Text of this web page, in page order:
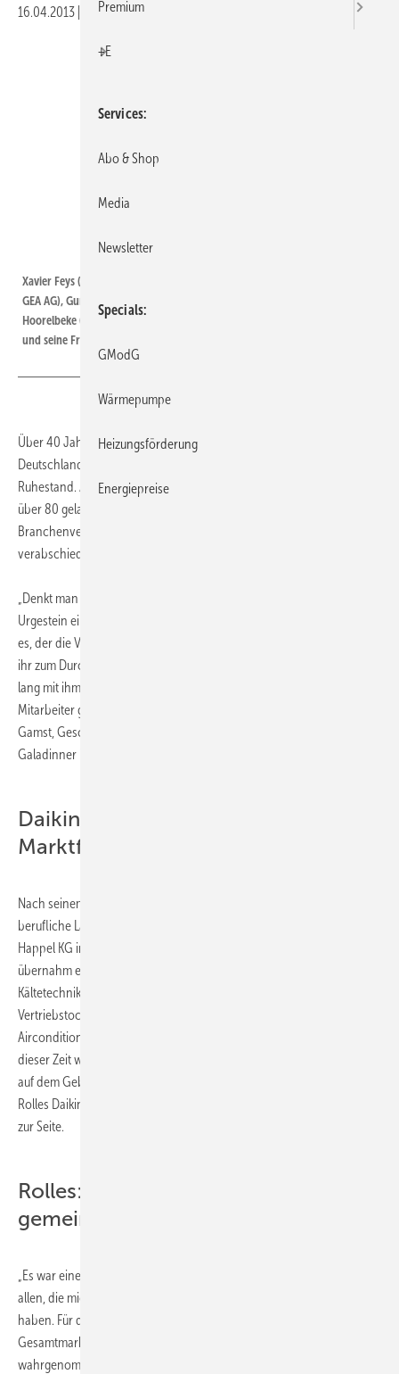
16.04.2013 Druckvorschau
Xavier Feys (Daikin Europe), Norbert Schmelzle (ehemaliger Vorstand der
GEA AG), Gunther Gamst (Geschäftsführer Daikin Germany) und Frans
Hoorelbeke (Chairman Daikin Europe) (v.l.) verabschieden Werner Rolles
und seine Frau Ellen Rolles. (Quelle: Daikin)
Über 40 Jahre hat Werner Rolles die Kälte-Klima-Branche in
Deutschland entscheidend geprägt. Nun geht er mit 70 Jahren in den
Ruhestand. Am 12. April 2013 wurde er von Daikin in Anwesenheit von
über 80 geladenen Gästen, darunter Vertreter von
Branchenverbänden, Kunden und Wegbegleiter, offiziell
verabschiedet.
„Denkt man an die Kälte-Klima-Branche, so fällt einem schnell ein
Urgestein ein: Werner Rolles. Mit viel Energie und Enthusiasmus war er
es, der die VRV-Technologie in Deutschland marktfähig gemacht und
ihr zum Durchbruch verholfen hat. Ich bin froh, dass ich 18 Jahre
lang mit ihm als Chef, der stets vertrauensvoll und motivierend seine
Mitarbeiter gefördert hat, zusammenarbeiten durfte“, so Gunther
Gamst, Geschäftsführer Daikin Deutschland bei dem festlichen
Galadinner in München.
Daikin in Deutschland zum
Marktführer gemacht
Nach seinem Maschinenbaustudium begann Werner Rolles seine
berufliche Laufbahn bei Grasso-Kältetechnik und dann 1970 bei der
Happel KG in Wanne-Eickel deren Prokurist er ab 1980 war. 1992
übernahm er für sechs Jahre die Geschäftsführung der Küba
Kältetechnik GmbH. Am 1. Juli 1998 gründete er die deutsche
Vertriebstochter von Daikin Europe. Bis 2006 hat er die Daikin
Airconditioning Germany GmbH als Geschäftsführer geleitet. In
dieser Zeit wuchs Daikin stetig und wurde in Deutschland Marktführer
auf dem Gebiet der VRV- und Split-Technik. Ab 2006 stand Werner
Rolles Daikin weiterhin beratend als Chairman und Corporate Advisor
zur Seite.
Rolles: Die Chancen der Branche
gemeinsam nutzen
„Es war eine lange, schöne und auch eine erfolgreiche Zeit. Ich danke
allen, die mich auf meinem beruflichen Weg begleitet und unterstützt
haben. Für die Zukunft empfehle ich der Branche, dass sie als
Gesamtmarkt nach außen hin auftritt, um vor allem von der Politik
wahrgenommen zu werden. Durch die immer besser isolierten
Premium
+E
Services
Abo & Shop
Media
Newsletter
Specials
GModG
Wärmepumpe
Heizungsförderung
Energiepreise